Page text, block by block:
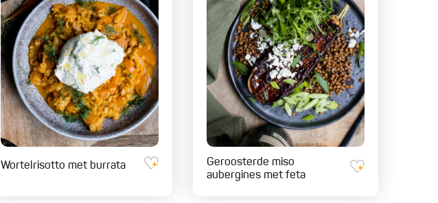
Wortelrisotto met burrata
Geroosterde miso
aubergines met feta